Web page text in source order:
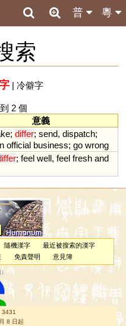
粵
普
索
| 冷僻字
2 個
意義
; differ; send, dispatch;
official business; go wrong
; feel well, feel fresh and
隨機漢字
最近被搜索的漢字
免責聲明 意見簿
）
3431
8 日起